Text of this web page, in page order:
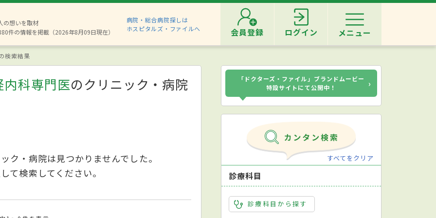
の想いを取材
件の情報を掲載（2026年8月09日現在）
病院・総合病院探しは
ホスピタルズ・ファイルへ
会員登録 ログイン メニュー
検索結果
科専門医のクリニック・病院
ク・病院は見つかりませんでした。
て検索してください。
「ドクターズ・ファイル」ブランドムービー
特設サイトにて公開中！
›
すべてをクリア
診療科目
診療科目から探す